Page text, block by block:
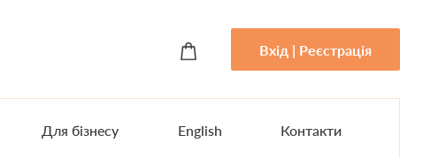
Вхід | Реєстрація
Для бізнесу English Контакти